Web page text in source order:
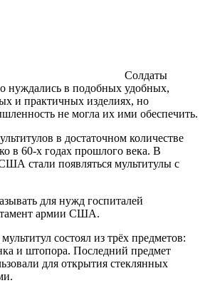
Солдаты
нуждались в подобных удобных,
и практичных изделиях, но
не могла их ими обеспечить.
в достаточном количестве
в 60-х годах прошлого века. В
стали появляться мультитулы с
для нужд госпиталей
армии США.
состоял из трёх предметов:
и штопора. Последний предмет
для открытия стеклянных